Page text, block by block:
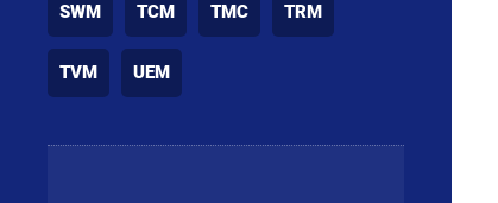
SWM TCM TMC TRM
TVM UEM